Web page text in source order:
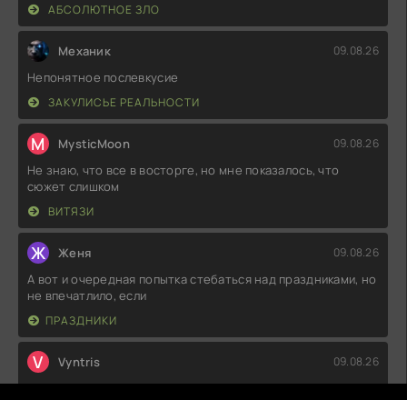
АБСОЛЮТНОЕ ЗЛО
Механик 09.08.26
Непонятное послевкусие
ЗАКУЛИСЬЕ РЕАЛЬНОСТИ
M MysticMoon 09.08.26
Не знаю, что все в восторге, но мне показалось, что
сюжет слишком
ВИТЯЗИ
Ж Женя 09.08.26
А вот и очередная попытка стебаться над праздниками, но
не впечатлило, если
ПРАЗДНИКИ
V Vyntris 09.08.26
Не знаю, что все так хвалят, но мне показалось, что сюжет